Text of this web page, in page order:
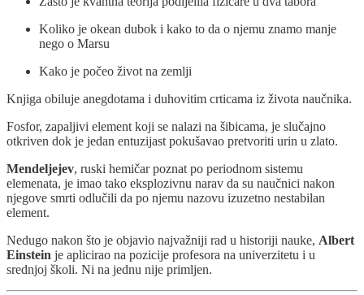
Koliko je okean dubok i kako to da o njemu znamo manje
nego o Marsu
Kako je počeo život na zemlji
Knjiga obiluje anegdotama i duhovitim crticama iz života naučnika.
Fosfor, zapaljivi element koji se nalazi na šibicama, je slučajno
otkriven dok je jedan entuzijast pokušavao pretvoriti urin u zlato.
Mendeljejev, ruski hemičar poznat po periodnom sistemu
elemenata, je imao tako eksplozivnu narav da su naučnici nakon
njegove smrti odlučili da po njemu nazovu izuzetno nestabilan
element.
Nedugo nakon što je objavio najvažniji rad u historiji nauke, Albert
Einstein je aplicirao na pozicije profesora na univerzitetu i u
srednjoj školi. Ni na jednu nije primljen.